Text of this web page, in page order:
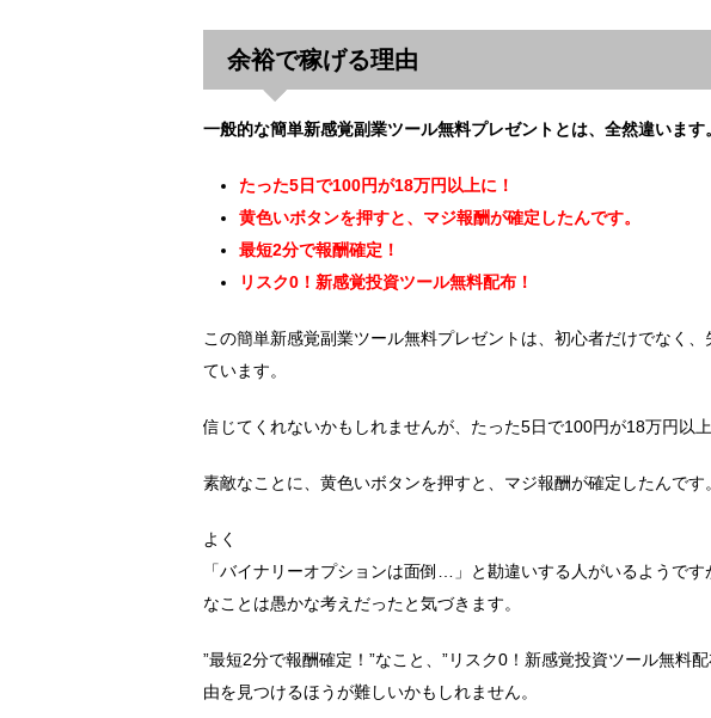
余裕で稼げる理由
一般的な簡単新感覚副業ツール無料プレゼントとは、全然違います。
たった5日で100円が18万円以上に！
黄色いボタンを押すと、マジ報酬が確定したんです。
最短2分で報酬確定！
リスク0！新感覚投資ツール無料配布！
この簡単新感覚副業ツール無料プレゼントは、初心者だけでなく
ています。
信じてくれないかもしれませんが、たった5日で100円が18万円以上
素敵なことに、黄色いボタンを押すと、マジ報酬が確定したんです。
よく
「バイナリーオプションは面倒…」と勘違いする人がいるようで
なことは愚かな考えだったと気づきます。
”最短2分で報酬確定！”なこと、”リスク0！新感覚投資ツール無料
由を見つけるほうが難しいかもしれません。